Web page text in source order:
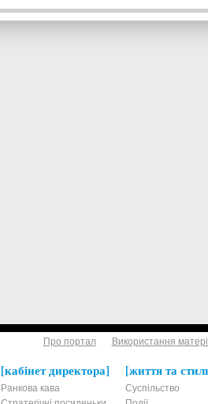
Про портал Використання
кабінет директора
Ранкова кава
життя та
Суспільство